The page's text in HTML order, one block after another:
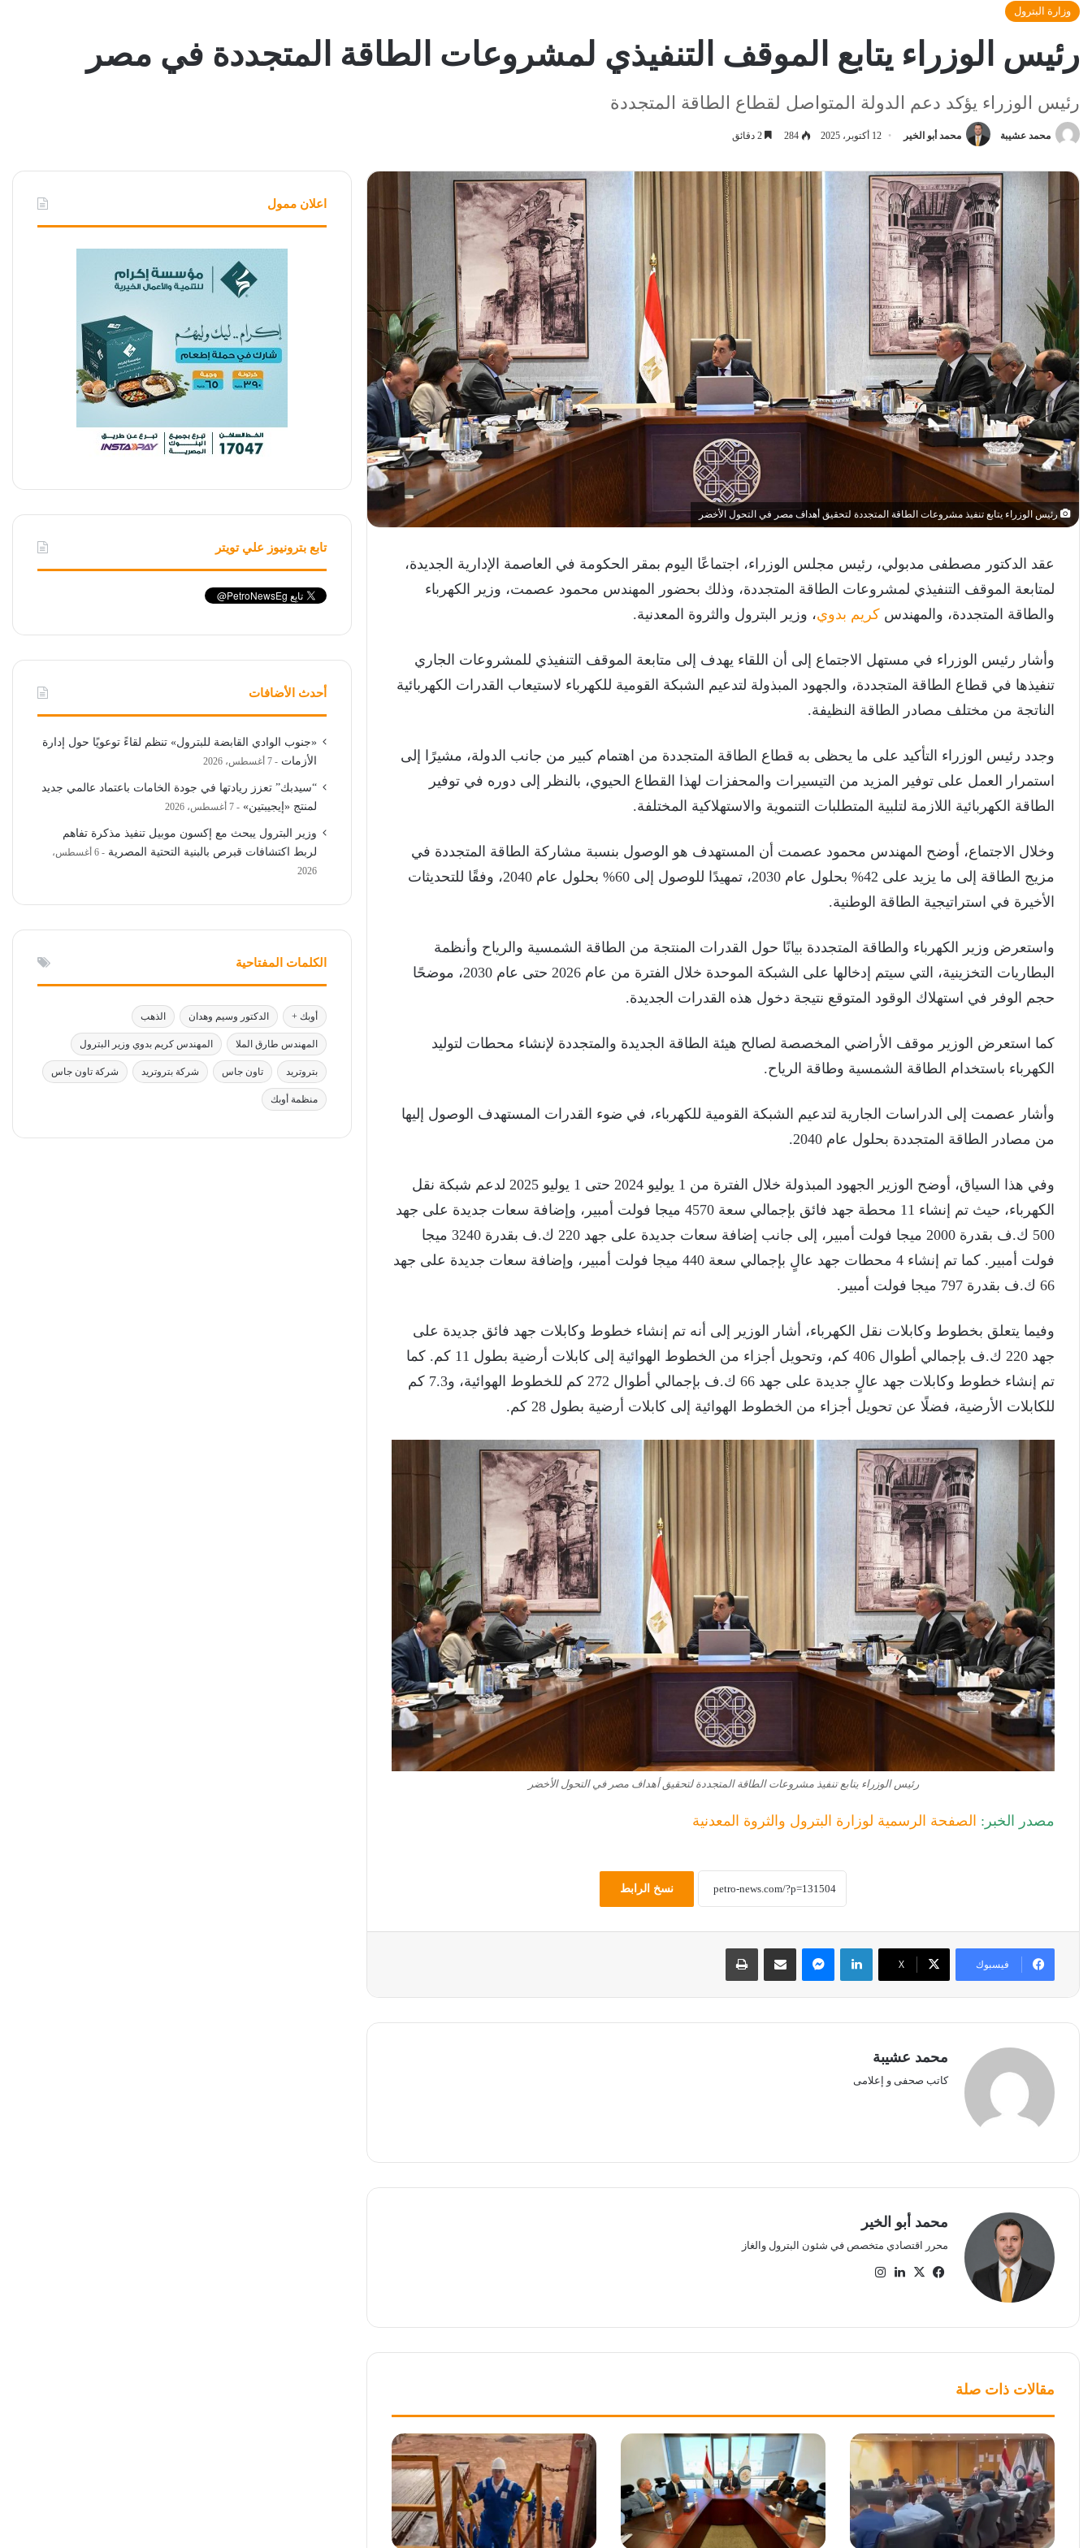
وزارة البترول
رئيس الوزراء يتابع الموقف التنفيذي لمشروعات الطاقة المتجددة في مصر
رئيس الوزراء يؤكد دعم الدولة المتواصل لقطاع الطاقة المتجددة
محمد عشيبة محمد أبو الخير 12 أكتوبر، 2025 284
رئيس الوزراء يتابع تنفيذ مشروعات الطاقة المتجددة لتحقيق أهداف مصر في التحول الأخضر
عقد الدكتور مصطفى مدبولي، رئيس مجلس الوزراء، اجتماعًا اليوم بمقر الحكومة في العاصمة الإدارية الجديدة،
لمتابعة الموقف التنفيذي لمشروعات الطاقة المتجددة، وذلك بحضور المهندس محمود عصمت، وزير الكهرباء
والطاقة المتجددة، والمهندس كريم بدوي، وزير البترول والثروة المعدنية.
وأشار رئيس الوزراء في مستهل الاجتماع إلى أن اللقاء يهدف إلى متابعة الموقف التنفيذي للمشروعات الجاري
تنفيذها في قطاع الطاقة المتجددة، والجهود المبذولة لتدعيم الشبكة القومية للكهرباء لاستيعاب القدرات الكهربائية
الناتجة من مختلف مصادر الطاقة النظيفة.
وجدد رئيس الوزراء التأكيد على ما يحظى به قطاع الطاقة المتجددة من اهتمام كبير من جانب الدولة، مشيرًا إلى
استمرار العمل على توفير المزيد من التيسيرات والمحفزات لهذا القطاع الحيوي، بالنظر إلى دوره في توفير
الطاقة الكهربائية اللازمة لتلبية المتطلبات التنموية والاستهلاكية المختلفة.
وخلال الاجتماع، أوضح المهندس محمود عصمت أن المستهدف هو الوصول بنسبة مشاركة الطاقة المتجددة في
مزيج الطاقة إلى ما يزيد على 42% بحلول عام 2030، تمهيدًا للوصول إلى 60% بحلول عام 2040، وفقًا للتحديثات
الأخيرة في استراتيجية الطاقة الوطنية.
واستعرض وزير الكهرباء والطاقة المتجددة بيانًا حول القدرات المنتجة من الطاقة الشمسية والرياح وأنظمة
البطاريات التخزينية، التي سيتم إدخالها على الشبكة الموحدة خلال الفترة من عام 2026 حتى عام 2030، موضحًا
حجم الوفر في استهلاك الوقود المتوقع نتيجة دخول هذه القدرات الجديدة.
كما استعرض الوزير موقف الأراضي المخصصة لصالح هيئة الطاقة الجديدة والمتجددة لإنشاء محطات لتوليد
الكهرباء باستخدام الطاقة الشمسية وطاقة الرياح.
وأشار عصمت إلى الدراسات الجارية لتدعيم الشبكة القومية للكهرباء، في ضوء القدرات المستهدف الوصول إليها
من مصادر الطاقة المتجددة بحلول عام 2040.
وفي هذا السياق، أوضح الوزير الجهود المبذولة خلال الفترة من 1 يوليو 2024 حتى 1 يوليو 2025 لدعم شبكة نقل
الكهرباء، حيث تم إنشاء 11 محطة جهد فائق بإجمالي سعة 4570 ميجا فولت أمبير، وإضافة سعات جديدة على جهد
500 ك.ف بقدرة 2000 ميجا فولت أمبير، إلى جانب إضافة سعات جديدة على جهد 220 ك.ف بقدرة 3240 ميجا
فولت أمبير. كما تم إنشاء 4 محطات جهد عالٍ بإجمالي سعة 440 ميجا فولت أمبير، وإضافة سعات جديدة على جهد
66 ك.ف بقدرة 797 ميجا فولت أمبير.
وفيما يتعلق بخطوط وكابلات نقل الكهرباء، أشار الوزير إلى أنه تم إنشاء خطوط وكابلات جهد فائق جديدة على
جهد 220 ك.ف بإجمالي أطوال 406 كم، وتحويل أجزاء من الخطوط الهوائية إلى كابلات أرضية بطول 11 كم. كما
تم إنشاء خطوط وكابلات جهد عالٍ جديدة على جهد 66 ك.ف بإجمالي أطوال 272 كم للخطوط الهوائية، و7.3 كم
للكابلات الأرضية، فضلًا عن تحويل أجزاء من الخطوط الهوائية إلى كابلات أرضية بطول 28 كم.
رئيس الوزراء يتابع تنفيذ مشروعات الطاقة المتجددة لتحقيق أهداف مصر في التحول الأخضر
مصدر الخبر: الصفحة الرسمية لوزارة البترول والثروة المعدنية
نسخ الرابط
فيسبوك ‫X
لينكدإن ماسنجر مشاركة عبر البريد طباعة
محمد عشيبة
كاتب صحفى و إعلامى
محمد أبو الخير
محرر اقتصادي متخصص في شئون البترول والغاز
فيسبوك
‫X لينكدإن
مقالات ذات صلة
اعلان ممول
تابع بترونيوز علي تويتر
أحدث الأضافات
«جنوب الوادي القابضة للبترول» تنظم لقاءً توعويًا حول إدارة
الأزمات
7 أغسطس، 2026
“سيدبك” تعزز ريادتها في جودة الخامات باعتماد عالمي جديد
لمنتج «إيجيبتين»
7 أغسطس، 2026
وزير البترول يبحث مع إكسون موبيل تنفيذ مذكرة تفاهم
لربط اكتشافات قبرص بالبنية التحتية المصرية
6 أغسطس،
2026
الكلمات المفتاحية
أوبك + الدكتور وسيم وهدان الذهب
المهندس طارق الملا المهندس كريم بدوي وزير البترول
بتروتريد تاون جاس شركة بتروتريد شركة تاون جاس
منظمة أوبك